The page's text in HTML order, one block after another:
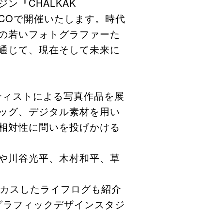
で開催いたします。時代
若いフォトグラファーた
じて、現在そして未来に
ストによる写真作品を展
グ、デジタル素材を用い
対性に問いを投げかける
川谷光平、木村和平、草
スしたライフログも紹介
フィックデザインスタジ